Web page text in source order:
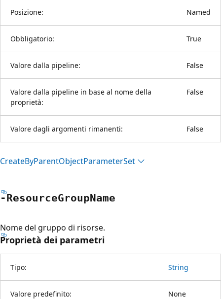
Posizione: Named
Obbligatorio: True
Valore dalla pipeline: False
Valore dalla pipeline in base al nome della
proprietà:
False
Valore dagli argomenti rimanenti: False
CreateByParentObjectParameterSet
-ResourceGroupName
Nome del gruppo di risorse.
Proprietà dei parametri
Tipo: String
Valore predefinito: None